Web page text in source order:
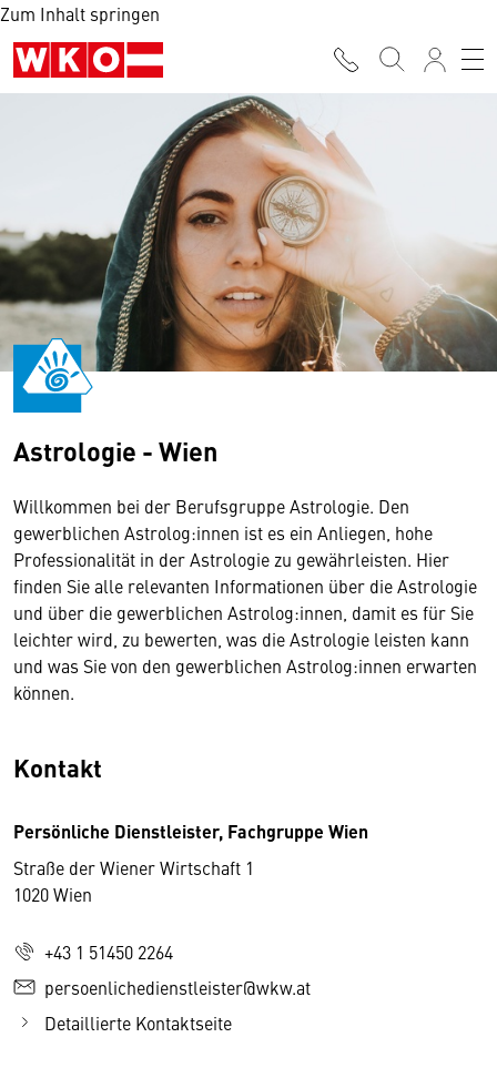
Zum Inhalt springen
Astrologie - Wien
Willkommen bei der Berufsgruppe Astrologie. Den
gewerblichen Astrolog:innen ist es ein Anliegen, hohe
Professionalität in der Astrologie zu gewährleisten. Hier
finden Sie alle relevanten Informationen über die Astrologie
und über die gewerblichen Astrolog:innen, damit es für Sie
leichter wird, zu bewerten, was die Astrologie leisten kann
und was Sie von den gewerblichen Astrolog:innen erwarten
können.
Kontakt
Persönliche Dienstleister, Fachgruppe Wien
Straße der Wiener Wirtschaft 1
1020 Wien
+43 1 51450 2264
persoenlichedienstleister@wkw.at
Detaillierte Kontaktseite